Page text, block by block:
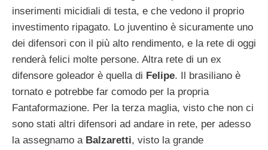
inserimenti micidiali di testa, e che vedono il proprio
investimento ripagato. Lo juventino è sicuramente uno
dei difensori con il più alto rendimento, e la rete di oggi
renderà felici molte persone. Altra rete di un ex
difensore goleador è quella di Felipe. Il brasiliano è
tornato e potrebbe far comodo per la propria
Fantaformazione. Per la terza maglia, visto che non ci
sono stati altri difensori ad andare in rete, per adesso
la assegnamo a Balzaretti, visto la grande